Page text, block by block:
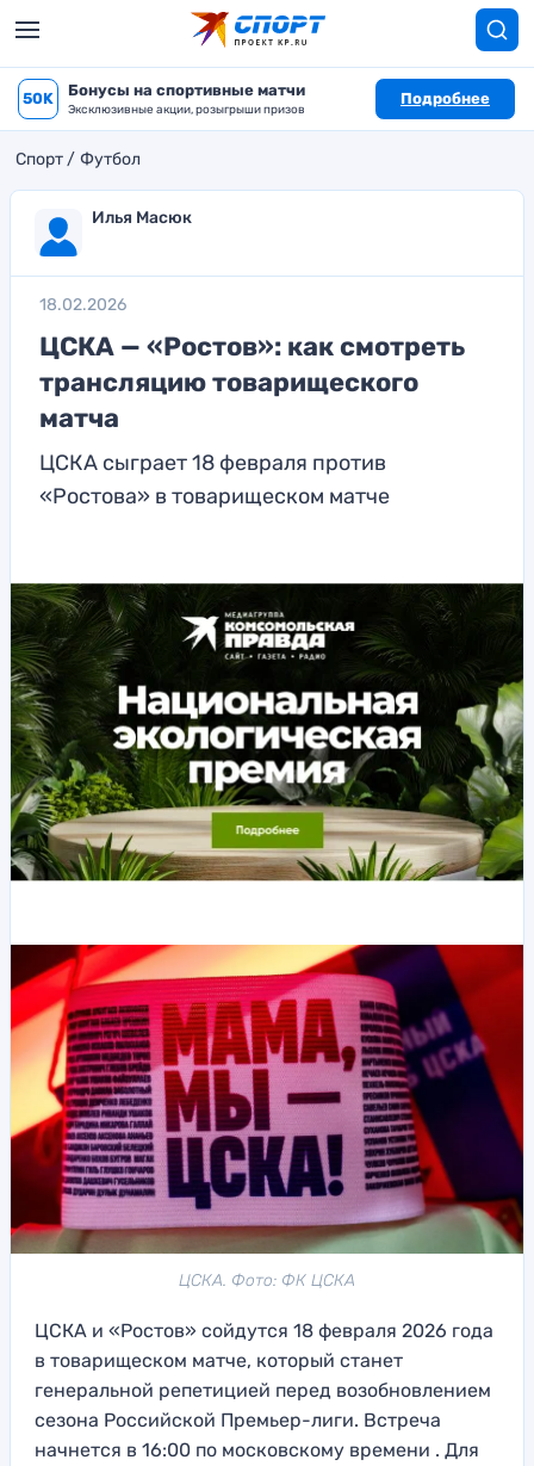
50K Бонусы на спортивные матчи
Эксклюзивные акции, розыгрыши призов
Подробнее
Спорт Футбол
Илья Масюк
18.02.2026
ЦСКА — «Ростов»: как смотреть
трансляцию товарищеского
матча
ЦСКА сыграет 18 февраля против
«Ростова» в товарищеском матче
ЦСКА. Фото: ФК ЦСКА
ЦСКА и «Ростов» сойдутся 18 февраля 2026 года
в товарищеском матче, который станет
генеральной репетицией перед возобновлением
сезона Российской Премьер-лиги. Встреча
начнется в 16:00 по московскому времени . Для